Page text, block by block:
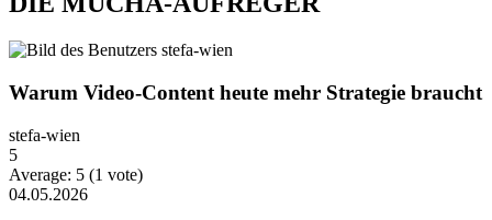
Warum Video-Content heute mehr Strategie braucht
stefa-wien
5
Average: 5 (1 vote)
04.05.2026